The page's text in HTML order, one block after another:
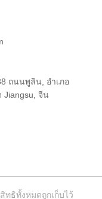
ถนนพูลิน, อําเภอ
Jiangsu, จีน
ทธิทั้งหมดถูกเก็บไว้